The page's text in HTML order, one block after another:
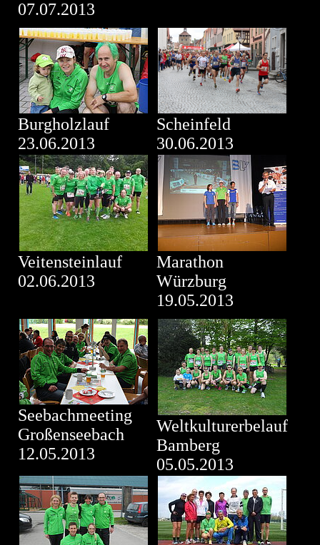
07.07.2013
Burgholzlauf
23.06.2013
Scheinfeld
30.06.2013
Veitensteinlauf
02.06.2013
Marathon
Würzburg
19.05.2013
Seebachmeeting
Großenseebach
12.05.2013
Weltkulturerbelauf
Bamberg
05.05.2013